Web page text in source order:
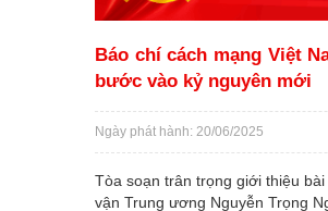
Báo chí cách mạng Việt
bước vào kỷ nguyên mới
Ngày phát hành: 20/06/2025
Tòa soạn trân trọng giới thiệu
vận Trung ương Nguyễn Trọng